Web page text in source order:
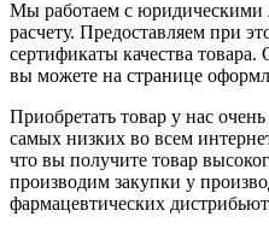
Мы работаем с юридическими
расчету. Предоставляем при
сертификаты качества
вы можете на странице
Приобретать товар у нас
самых низких во всем
что вы получите товар
производим закупки у
фармацевтических